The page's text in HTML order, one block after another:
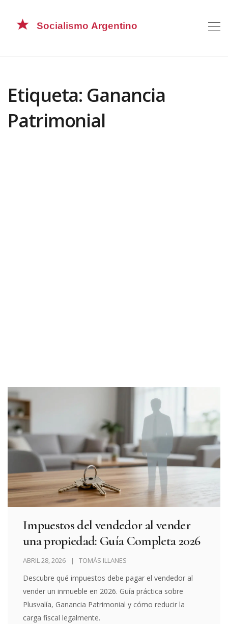
Etiqueta: Ganancia
Patrimonial
Impuestos del vendedor al vender
una propiedad: Guía Completa 2026
ABRIL 28, 2026 TOMÁS ILLANES
Descubre qué impuestos debe pagar el vendedor al
vender un inmueble en 2026. Guía práctica sobre
Plusvalía, Ganancia Patrimonial y cómo reducir la
carga fiscal legalmente.